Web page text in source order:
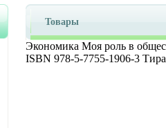
Товары
Экономика Моя роль в
ISBN 978-5-7755-1906-3